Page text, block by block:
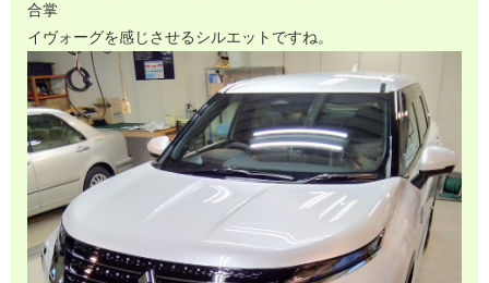
合掌
イヴォーグを感じさせるシルエットですね。